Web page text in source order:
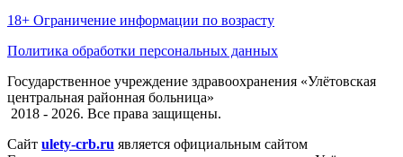
18+ Ограничение информации по возрасту
Политика обработки персональных данных
Государственное учреждение здравоохранения «Улётовская
центральная районная больница»
2018 - 2026. Все права защищены.
Сайт ulety-crb.ru является официальным сайтом